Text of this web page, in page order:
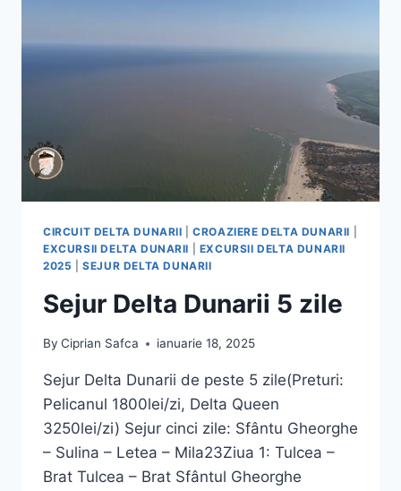
CIRCUIT DELTA DUNARII |CROAZIERE DELTA DUNARII
EXCURSII DELTA DUNARII
EXCURSII DELTA DUNARII
2025 |SEJUR DELTA DUNARII
Sejur Delta Dunarii 5 zile
By Ciprian Safca ianuarie 18, 2025
Sejur Delta Dunarii de peste 5 zile(Preturi:
Pelicanul 1800lei/zi, Delta Queen
3250lei/zi) Sejur cinci zile: Sfântu Gheorghe
– Sulina – Letea – Mila23Ziua 1: Tulcea –
Brat Tulcea – Brat Sfântul Gheorghe